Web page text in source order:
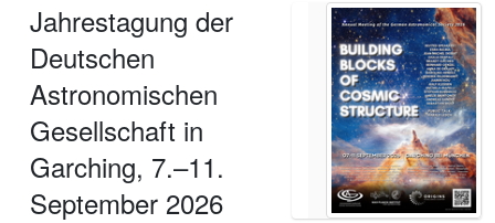
Jahrestagung der
Deutschen
Astronomischen
Gesellschaft in
Garching, 7.–11.
September 2026